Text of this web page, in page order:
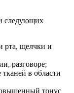
следующих
рта, щелчки и
разговоре;
в области
тонус